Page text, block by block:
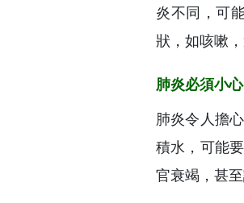
炎不同，可
狀，如咳嗽
肺炎必須小
肺炎令人擔
積水，可能
官衰竭，甚